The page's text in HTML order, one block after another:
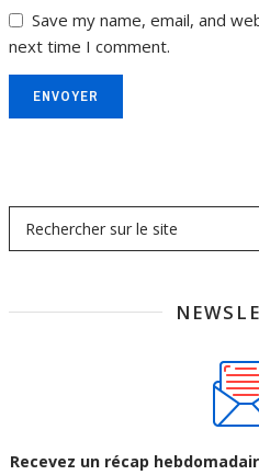
Save my name, email, and
next time I comment.
ENVOYER
Recevez un récap